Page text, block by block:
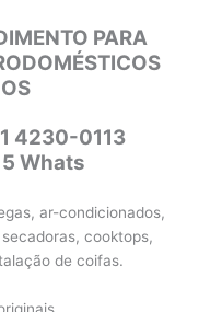
PARA
4230-0113
Whats
ar-condicionados,
cooktops,
de coifas.